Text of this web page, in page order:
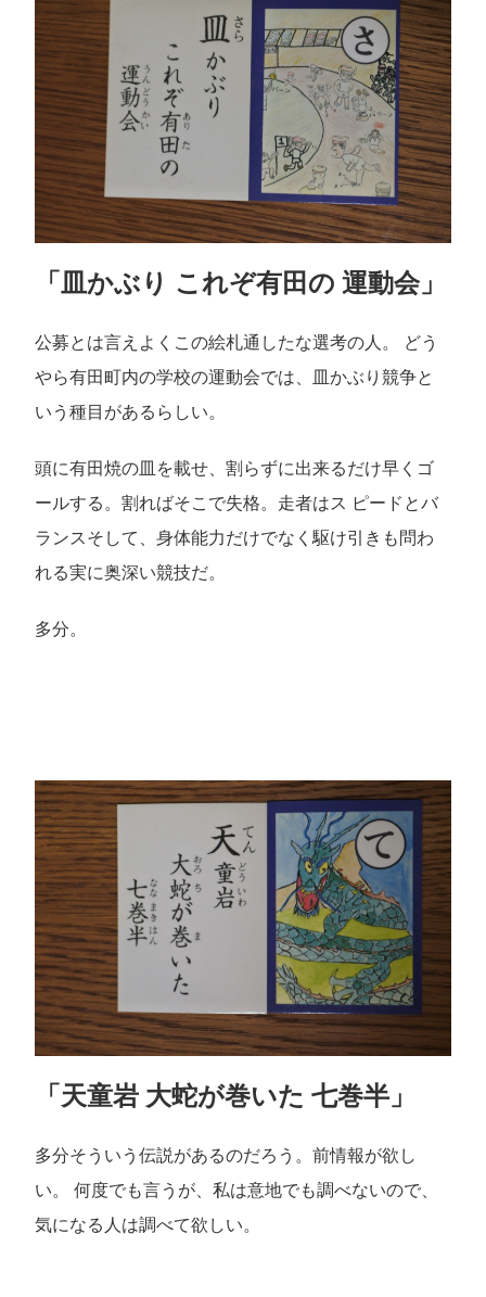
「皿かぶり これぞ有田の 運動会」
公募とは言えよくこの絵札通したな選考の人。 どう
やら有田町内の学校の運動会では、皿かぶり競争と
いう種目があるらしい。
頭に有田焼の皿を載せ、割らずに出来るだけ早くゴ
ールする。割ればそこで失格。走者はス ピードとバ
ランスそして、身体能力だけでなく駆け引きも問わ
れる実に奥深い競技だ。
多分。
「天童岩 大蛇が巻いた 七巻半」
多分そういう伝説があるのだろう。前情報が欲し
い。 何度でも言うが、私は意地でも調べないので、
気になる人は調べて欲しい。